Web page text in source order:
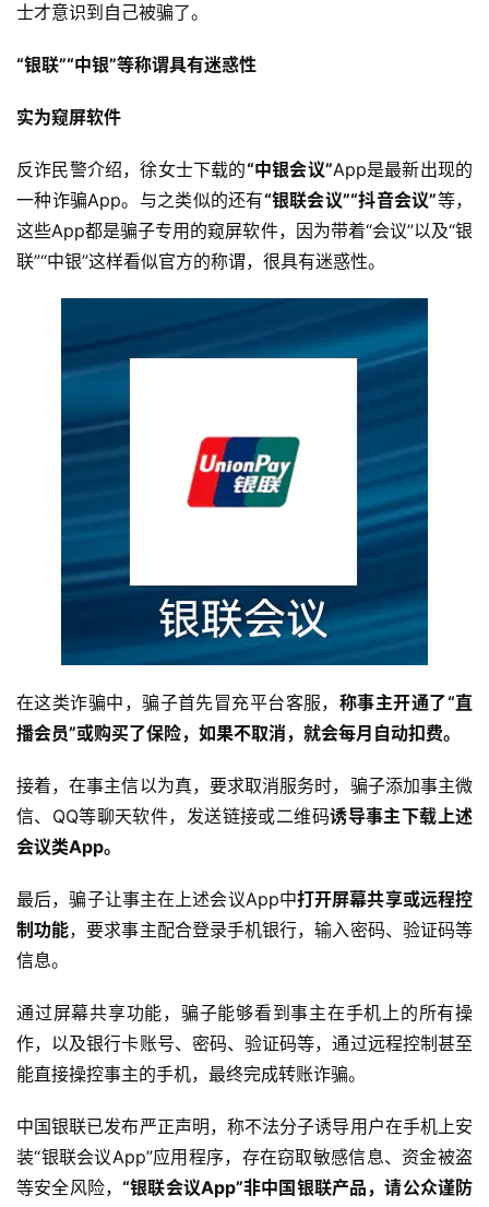
士才意识到自己被骗了。
“银联”“中银”等称谓具有迷惑性
实为窥屏软件
反诈民警介绍，徐女士下载的“中银会议”App是最新出现的
一种诈骗App。与之类似的还有“银联会议”“抖音会议”等，
这些App都是骗子专用的窥屏软件，因为带着“会议”以及“银
联”“中银”这样看似官方的称谓，很具有迷惑性。
在这类诈骗中，骗子首先冒充平台客服， 称事主开通了“直
播会员”或购买了保险，如果不取消，就会每月自动扣费。
接着，在事主信以为真，要求取消服务时，骗子添加事主微
信、QQ等聊天软件，发送链接或二维码诱导事主下载上述
会议类App。
最后，骗子让事主在上述会议App中打开屏幕共享或远程控
制功能，要求事主配合登录手机银行，输入密码、验证码等
信息。
通过屏幕共享功能，骗子能够看到事主在手机上的所有操
作，以及银行卡账号、密码、验证码等，通过远程控制甚至
能直接操控事主的手机，最终完成转账诈骗。
中国银联已发布严正声明，称不法分子诱导用户在手机上安
装“银联会议App”应用程序，存在窃取敏感信息、资金被盗
等安全风险， “银联会议App”非中国银联产品，请公众谨防